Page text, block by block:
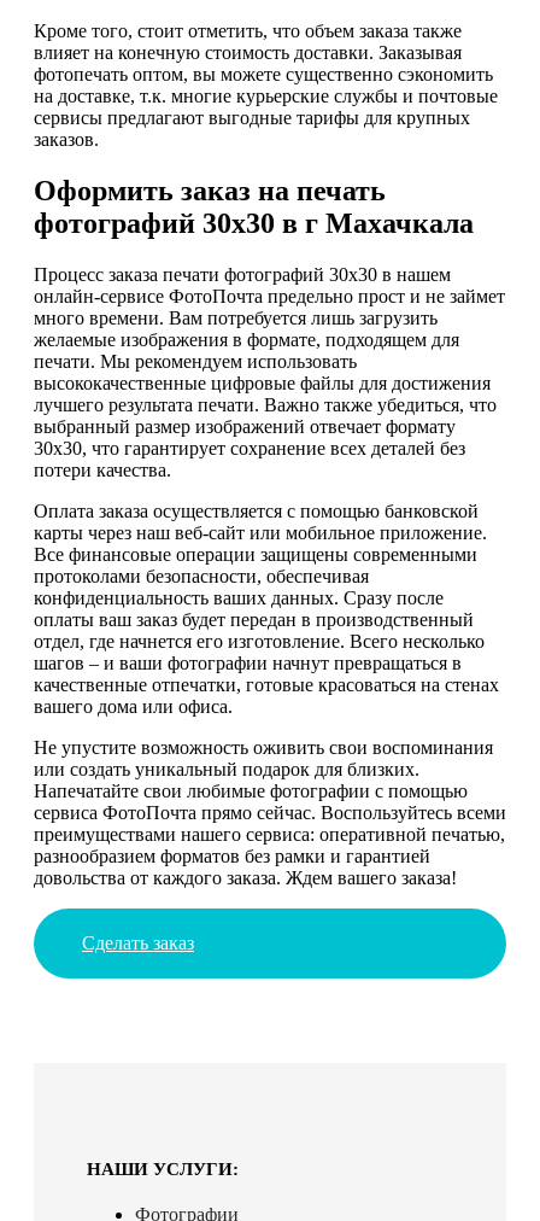
Кроме того, стоит отметить, что объем заказа также
влияет на конечную стоимость доставки. Заказывая
фотопечать оптом, вы можете существенно сэкономить
на доставке, т.к. многие курьерские службы и почтовые
сервисы предлагают выгодные тарифы для крупных
заказов.
Оформить заказ на печать
фотографий 30х30 в г Махачкала
Процесс заказа печати фотографий 30х30 в нашем
онлайн-сервисе ФотоПочта предельно прост и не займет
много времени. Вам потребуется лишь загрузить
желаемые изображения в формате, подходящем для
печати. Мы рекомендуем использовать
высококачественные цифровые файлы для достижения
лучшего результата печати. Важно также убедиться, что
выбранный размер изображений отвечает формату
30х30, что гарантирует сохранение всех деталей без
потери качества.
Оплата заказа осуществляется с помощью банковской
карты через наш веб-сайт или мобильное приложение.
Все финансовые операции защищены современными
протоколами безопасности, обеспечивая
конфиденциальность ваших данных. Сразу после
оплаты ваш заказ будет передан в производственный
отдел, где начнется его изготовление. Всего несколько
шагов – и ваши фотографии начнут превращаться в
качественные отпечатки, готовые красоваться на стенах
вашего дома или офиса.
Не упустите возможность оживить свои воспоминания
или создать уникальный подарок для близких.
Напечатайте свои любимые фотографии с помощью
сервиса ФотоПочта прямо сейчас. Воспользуйтесь всеми
преимуществами нашего сервиса: оперативной печатью,
разнообразием форматов без рамки и гарантией
довольства от каждого заказа. Ждем вашего заказа!
Сделать заказ
НАШИ УСЛУГИ:
Фотографии